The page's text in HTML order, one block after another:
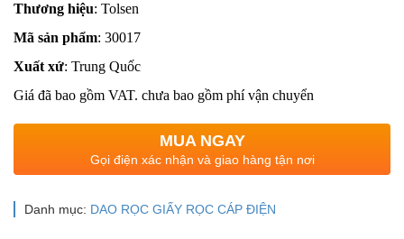
Thương hiệu: Tolsen
Mã sản phẩm: 30017
Xuất xứ: Trung Quốc
Giá đã bao gồm VAT. chưa bao gồm phí vận chuyển
MUA NGAY
Gọi điện xác nhận và giao hàng tận nơi
Danh mục: DAO RỌC GIẤY RỌC CÁP ĐIỆN